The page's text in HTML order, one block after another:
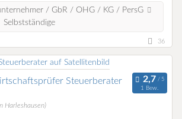
/ GbR / OHG / KG / PersG
Selbstständige
36
Steuerberater
1 Bew.
Harleshausen)